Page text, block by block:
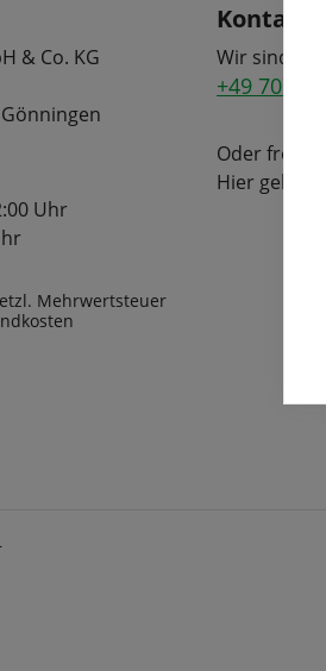
& Co. KG
Uhr
Mehrwertsteuer
Kontakt
Wir sind
+49 7072
Oder
Hier geht's